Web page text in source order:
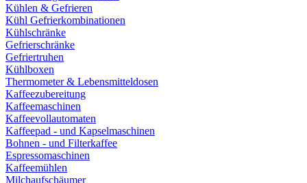
Kühlen & Gefrieren
Kühl Gefrierkombinationen
Kühlschränke
Gefrierschränke
Gefriertruhen
Kühlboxen
Thermometer & Lebensmitteldosen
Kaffeezubereitung
Kaffeemaschinen
Kaffeevollautomaten
Kaffeepad - und Kapselmaschinen
Bohnen - und Filterkaffee
Espressomaschinen
Kaffeemühlen
Milchaufschäumer